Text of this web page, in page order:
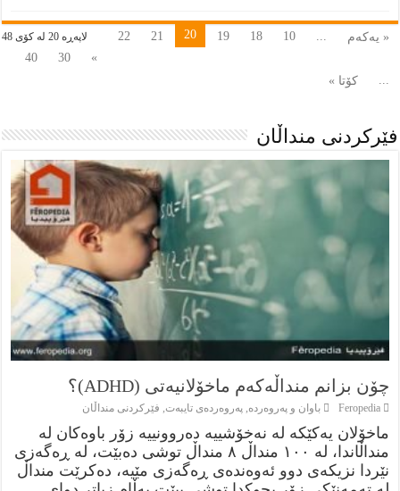
لاپەڕە 20 لە كۆى 48 « يەكەم 10
18
19
20
21
22
»
30
40
كۆتا »
فێركردنى منداڵان
چۆن بزانم منداڵەکەم ماخۆلانیەتی (ADHD)؟
Feropedia باوان و پەروەردە,پەروەردەی تایبەت, فێركردنى منداڵان
ماخۆلان یەکێکە لە نەخۆشییە دەروونییە زۆر باوەکان لە
منداڵاندا، لە ١٠٠ منداڵ ٨ منداڵ توشی دەبێت، لە ڕەگەزی
نێردا نزیکەی دوو ئەوەندەی ڕەگەزی مێیە، دەکرێت منداڵ